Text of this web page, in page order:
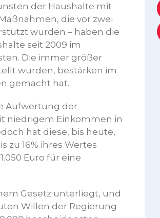
der Haushalte mit
die vor zwei
wurden – haben die
seit 2009 im
Die immer größer
wurden, bestärken im
gemacht hat.
Aufwertung der
niedrigem Einkommen in
hat diese, bis heute,
zu 16% ihres Wertes
Euro für eine
Gesetz unterliegt, und
Willen der Regierung